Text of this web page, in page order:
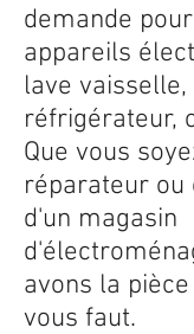
demande
appareils
lave
réfrigérateur,
Que vous
réparateur
d'un magasin
avons la
vous faut.